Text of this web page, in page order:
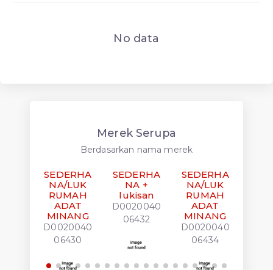
No data
Merek Serupa
Berdasarkan nama merek
SEDERHA
NA/LUK
RUMAH
ADAT
MINANG
D0020040
06430
SEDERHA
NA +
lukisan
D0020040
06432
SEDERHA
NA/LUK
RUMAH
ADAT
MINANG
D0020040
06434